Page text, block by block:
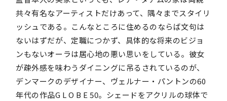
共々有名なアーティストだけあって、隅々までスタイリ
ッシュである。こんなところに住めるのならば文句は
ないはずだが、定職につかず、具体的な将来のビジョ
ンもないオーラは居心地の悪い思いをしている。彼女
が疎外感を味わうダイニングに吊るされているのが、
デンマークのデザイナー、ヴェルナー・パントンの60
年代の作品G L O B E 50。シェードをアクリルの球体で